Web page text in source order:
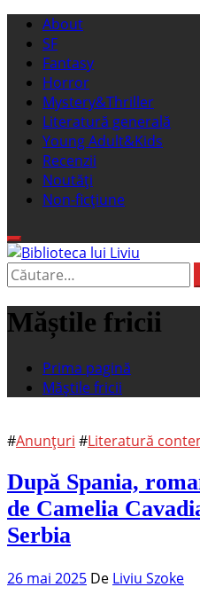
Sari
conținut
Meniu
principal
About
SF
Fantasy
Horror
Mystery&Thriller
Literatură generală
Young Adult&Kids
Recenzii
Noutăți
Non-ficțiune
Biblioteca lui Liviu
Fostul blog FanSF
Caută
după:
Măștile fricii
Prima pagină
Măștile fricii
#Anunțuri #Literatură
După Spania,
de Camelia
Serbia
26 mai 2025 De Liviu Szoke